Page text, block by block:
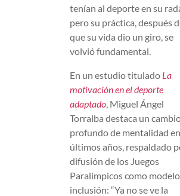
tenían al deporte en su
pero su práctica, después
que su vida dio un giro, se
volvió fundamental.
En un estudio titulado La
motivación en el deporte
adaptado, Miguel Ángel
Torralba destaca un
profundo de mentalidad
últimos años, respaldado
difusión de los Juegos
Paralímpicos como
inclusión: “Ya no se ve la